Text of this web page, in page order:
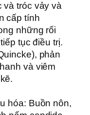
và tróc vảy và
cấp tính
những rối
tục điều trị.
phản
và viêm
hóa: Buồn nôn,